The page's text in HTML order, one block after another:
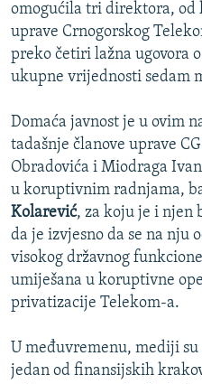
omogućila tri direktora, od
uprave Crnogorskog
preko četiri lažna ugovora
ukupne vrijednosti sedam
Domaća javnost je u ovim
tadašnje članove uprave
Obradovića i Miodraga
u koruptivnim radnjama,
Kolarević, za koju je i njen
da je izvjesno da se na nju
visokog državnog
umiješana u koruptivne
privatizacije Telekom-a.
U međuvremenu, mediji
jedan od finansijskih